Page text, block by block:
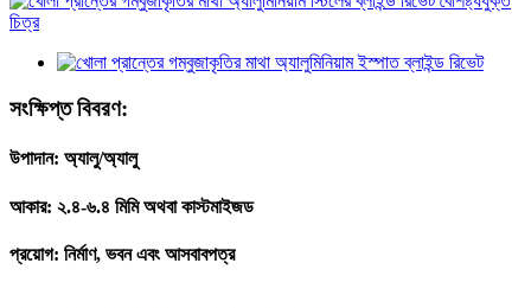
সংক্ষিপ্ত বিবরণ:
উপাদান: অ্যালু/অ্যালু
আকার: ২.৪-৬.৪ মিমি অথবা কাস্টমাইজড
প্রয়োগ: নির্মাণ, ভবন এবং আসবাবপত্র